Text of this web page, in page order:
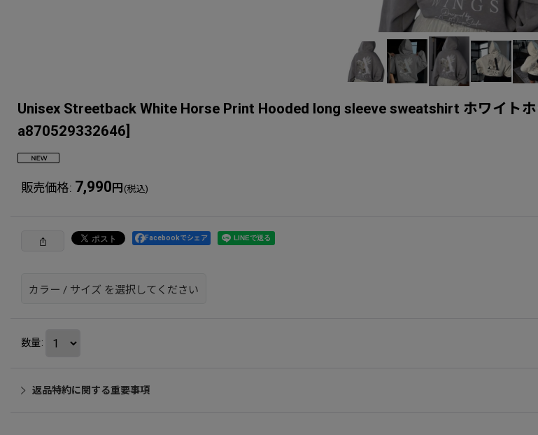
Unisex Streetback White Horse Print Hooded long sleeve sweatshirt ホワイト
a870529332646]
販売価格: 7,990 円 (税込)
Facebookでシェア
カラー / サイズ を選択してください
数量:
返品特約に関する重要事項